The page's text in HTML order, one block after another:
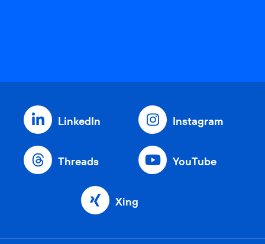
LinkedIn Instagram
Threads YouTube
Xing